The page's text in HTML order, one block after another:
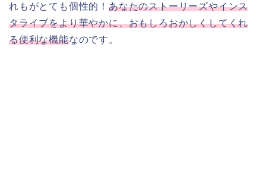
れもがとても個性的！ あなたのストーリーズやインス
タライブをより華やかに、おもしろおかしくしてくれ
る便利な機能なのです。